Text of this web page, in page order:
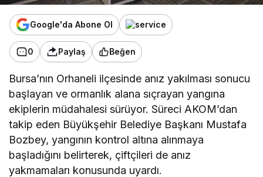
Google'da Abone Ol
0 Paylaş Beğen
Bursa’nın Orhaneli ilçesinde anız yakılması sonucu
başlayan ve ormanlık alana sıçrayan yangına
ekiplerin müdahalesi sürüyor. Süreci AKOM’dan
takip eden Büyükşehir Belediye Başkanı Mustafa
Bozbey, yangının kontrol altına alınmaya
başladığını belirterek, çiftçileri de anız
yakmamaları konusunda uyardı.